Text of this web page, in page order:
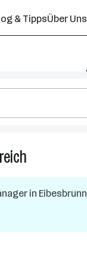
& TippsÜber Uns
Jobs
in Eibesbrunn